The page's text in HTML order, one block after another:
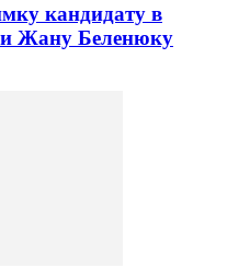
кандидату в
Жану Беленюку